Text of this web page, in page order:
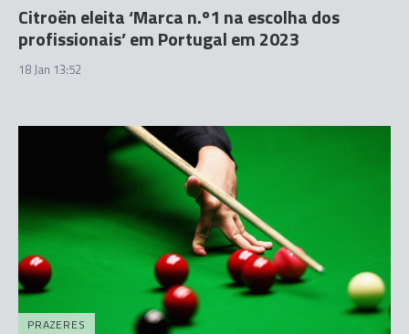
Citroën eleita ‘Marca n.º1 na escolha dos
profissionais’ em Portugal em 2023
18 Jan 13:52
PRAZERES